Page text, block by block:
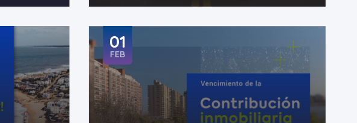
01
FEB